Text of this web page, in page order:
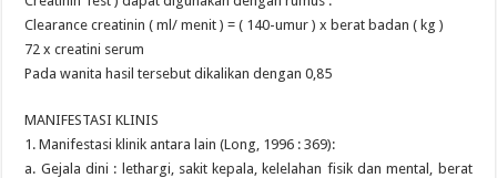
Clearance creatinin ( ml/ menit ) = ( 140-umur ) x berat badan ( kg )
72 x creatini serum
Pada wanita hasil tersebut dikalikan dengan 0,85
MANIFESTASI KLINIS
1. Manifestasi klinik antara lain (Long, 1996 : 369):
a. Gejala dini : lethargi, sakit kepala, kelelahan fisik dan mental, berat